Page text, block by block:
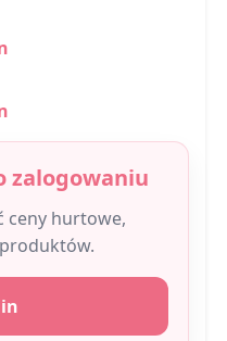
zalogowaniu
ceny hurtowe,